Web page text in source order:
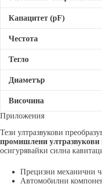
Капацитет (pF)
Честота
Тегло
Диаметър
Височина
Приложения
Тези ултразвукови
промишлени
осигурявайки силна
Прецизни механични
Автомобилни